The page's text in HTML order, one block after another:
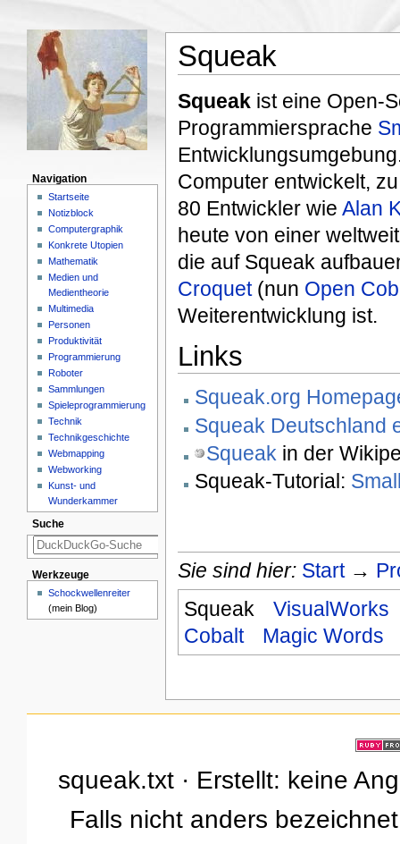
Squeak
Squeakist eine Open-
Programmiersprache
Computer entwickelt,
80 Entwickler wie Alan
heute von einer
die auf Squeak
Croquet(nun Open
Weiterentwicklung ist.
Links
Squeak.org
Squeak Deutschland
Squeak in der
Squeak-Tutorial:
Sie sind hier: Start→
Squeak
VisualWorks
Cobalt
Magic Words
Navigation
Startseite
Notizblock
Computergraphik
Konkrete Utopien
Mathematik
Medien und
Medientheorie
Multimedia
Personen
Produktivität
Programmierung
Roboter
Sammlungen
Spieleprogrammierung
Technik
Technikgeschichte
Webmapping
Webworking
Kunst- und
Wunderkammer
Suche
Werkzeuge
Schockwellenreiter
(mein Blog)
squeak.txt · Erstellt: keine
Falls nicht anders